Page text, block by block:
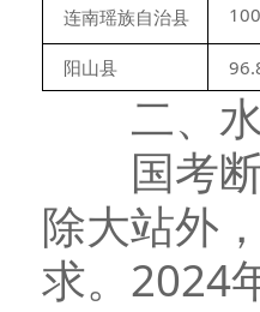
连南瑶族自治县
阳山县
二、水
国考断
除大站外
求。2024